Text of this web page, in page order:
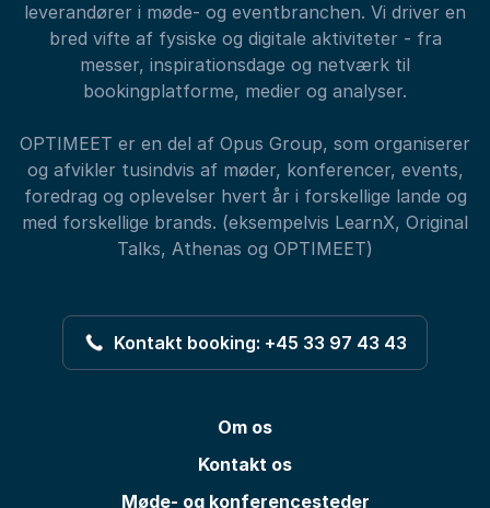
leverandører i møde- og eventbranchen. Vi driver en
bred vifte af fysiske og digitale aktiviteter - fra
messer, inspirationsdage og netværk til
bookingplatforme, medier og analyser.
OPTIMEET er en del af Opus Group, som organiserer
og afvikler tusindvis af møder, konferencer, events,
foredrag og oplevelser hvert år i forskellige lande og
med forskellige brands. (eksempelvis LearnX, Original
Talks, Athenas og OPTIMEET)
Kontakt booking: +45 33 97 43 43
Om os
Kontakt os
Møde- og konferencesteder